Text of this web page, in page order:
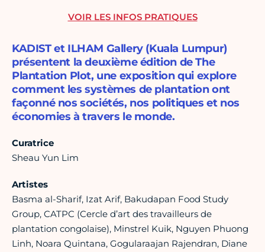
KADIST et ILHAM Gallery (Kuala Lumpur)
présentent la deuxième édition de The
Plantation Plot, une exposition qui explore
comment les systèmes de plantation ont
façonné nos sociétés, nos politiques et nos
économies à travers le monde.
Curatrice
Sheau Yun Lim
Artistes
Basma al-Sharif, Izat Arif, Bakudapan Food Study
Group, CATPC (Cercle d’art des travailleurs de
plantation congolaise), Minstrel Kuik, Nguyen Phuong
Linh, Noara Quintana, Gogularaajan Rajendran, Diane
VOIR LES INFOS PRATIQUES